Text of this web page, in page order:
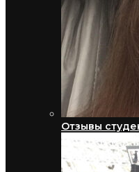
Отзывы